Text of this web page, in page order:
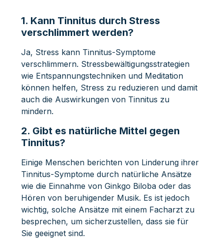
1. Kann Tinnitus durch Stress
verschlimmert werden?
Ja, Stress kann Tinnitus-Symptome
verschlimmern. Stressbewältigungsstrategien
wie Entspannungstechniken und Meditation
können helfen, Stress zu reduzieren und damit
auch die Auswirkungen von Tinnitus zu
mindern.
2. Gibt es natürliche Mittel gegen
Tinnitus?
Einige Menschen berichten von Linderung ihrer
Tinnitus-Symptome durch natürliche Ansätze
wie die Einnahme von Ginkgo Biloba oder das
Hören von beruhigender Musik. Es ist jedoch
wichtig, solche Ansätze mit einem Facharzt zu
besprechen, um sicherzustellen, dass sie für
Sie geeignet sind.